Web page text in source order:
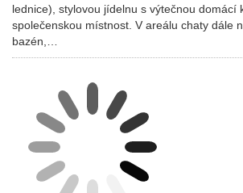
lednice), stylovou jídelnu s výtečnou domácí
společenskou místnost. V areálu chaty dále
bazén,…